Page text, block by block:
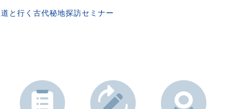
と行く古代秘地探訪セミナー